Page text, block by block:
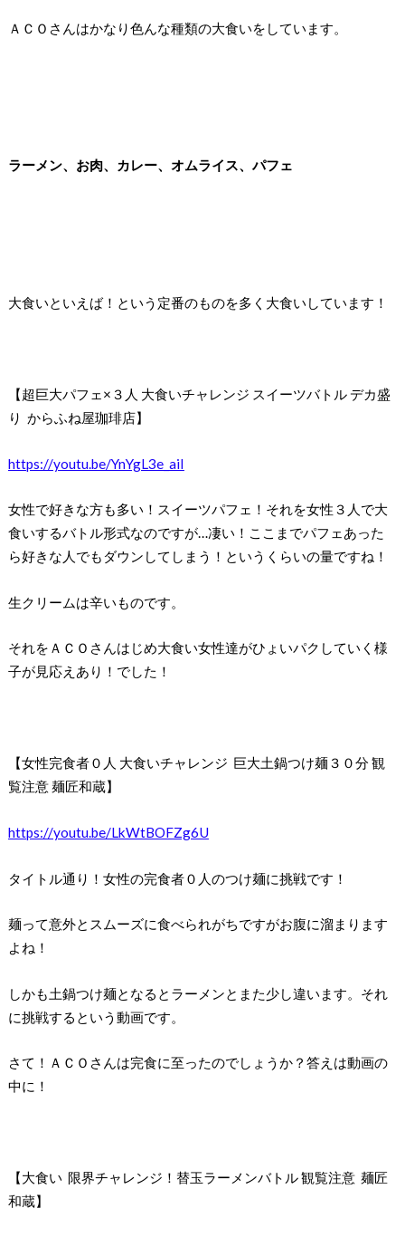
ＡＣＯさんはかなり色んな種類の大食いをしています。
ラーメン、お肉、カレー、オムライス、パフェ
大食いといえば！という定番のものを多く大食いしています！
【超巨大パフェ×３人 大食いチャレンジ スイーツバトル デカ盛
り からふね屋珈琲店】
https://youtu.be/YnYgL3e_aiI
女性で好きな方も多い！スイーツパフェ！それを女性３人で大
食いするバトル形式なのですが…凄い！ここまでパフェあった
ら好きな人でもダウンしてしまう！というくらいの量ですね！
生クリームは辛いものです。
それをＡＣＯさんはじめ大食い女性達がひょいパクしていく様
子が見応えあり！でした！
【女性完食者０人 大食いチャレンジ 巨大土鍋つけ麺３０分 観
覧注意 麺匠和蔵】
https://youtu.be/LkWtBOFZg6U
タイトル通り！女性の完食者０人のつけ麺に挑戦です！
麺って意外とスムーズに食べられがちですがお腹に溜まります
よね！
しかも土鍋つけ麺となるとラーメンとまた少し違います。それ
に挑戦するという動画です。
さて！ＡＣＯさんは完食に至ったのでしょうか？答えは動画の
中に！
【大食い 限界チャレンジ！替玉ラーメンバトル 観覧注意 麺匠
和蔵】